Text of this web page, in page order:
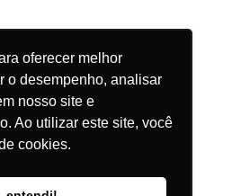
oferecer melhor
o desempenho, analisar
nosso site e
Ao utilizar este site, você
cookies.